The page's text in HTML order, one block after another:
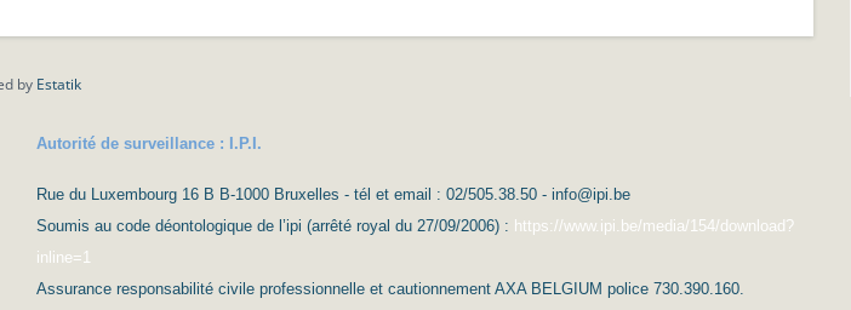
by Estatik
Autorité de surveillance : I.P.I.
Rue du Luxembourg 16 B B-1000 Bruxelles - tél et email : 02/505.38.50 - info@ipi.be
Soumis au code déontologique de l’ipi (arrêté royal du 27/09/2006) : https://www.ipi.be/media/154/download?
inline=1
Assurance responsabilité civile professionnelle et cautionnement AXA BELGIUM police 730.390.160.